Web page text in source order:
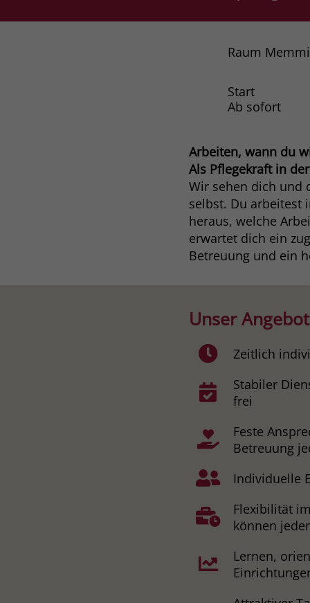
Raum
Start
Ab sofort
Arbeiten, wann du
Als Pflegekraft in
Wir sehen dich und
selbst. Du arbeitest
heraus, welche
erwartet dich ein
Betreuung und ein
Unser
Zeitlich
Stabiler
frei
Feste
Betreuung
Individuelle
Flexibilität
können
Lernen,